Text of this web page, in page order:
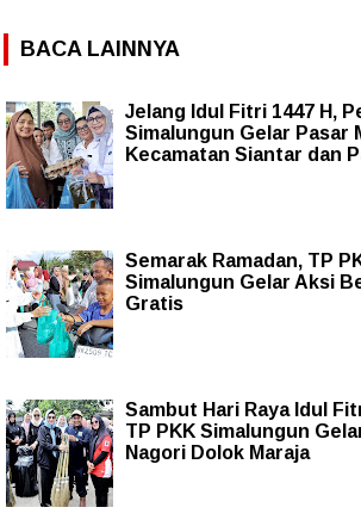
BACA LAINNYA
Jelang Idul Fitri 1447 H,
Simalungun Gelar Pasar
Kecamatan Siantar dan
Semarak Ramadan, TP
Simalungun Gelar Aksi
Gratis
Sambut Hari Raya Idul
TP PKK Simalungun
Nagori Dolok Maraja